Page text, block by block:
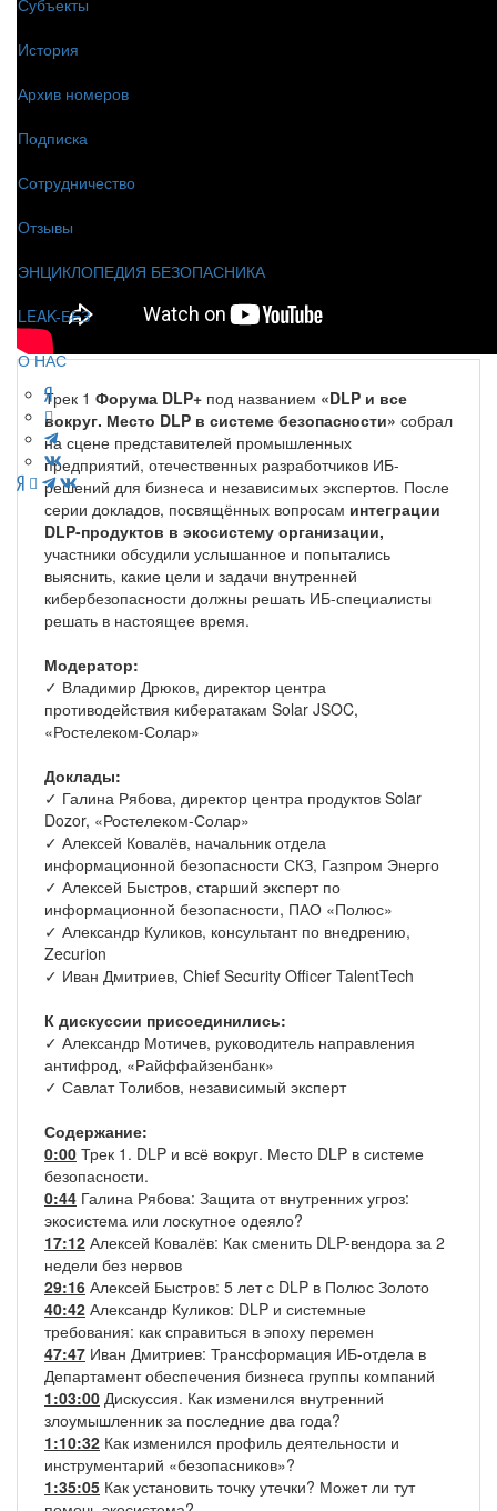
Субъекты
История
Архив номеров
Подписка
Сотрудничество
Отзывы
ЭНЦИКЛОПЕДИЯ БЕЗОПАСНИКА
LEAK-БЕЗ
О НАС
Трек 1 Форума DLP+ под названием «DLP и все
вокруг. Место DLP в системе безопасности» собрал
на сцене представителей промышленных
предприятий, отечественных разработчиков ИБ-
решений для бизнеса и независимых экспертов. После
серии докладов, посвящённых вопросам интеграции
DLP-продуктов в экосистему организации,
участники обсудили услышанное и попытались
выяснить, какие цели и задачи внутренней
кибербезопасности должны решать ИБ-специалисты
решать в настоящее время.
Модератор:
✓ Владимир Дрюков, директор центра
противодействия кибератакам Solar JSOC,
«Ростелеком-Солар»
Доклады:
✓ Галина Рябова, директор центра продуктов Solar
Dozor, «Ростелеком-Солар»
✓ Алексей Ковалёв, начальник отдела
информационной безопасности СКЗ, Газпром Энерго
✓ Алексей Быстров, старший эксперт по
информационной безопасности, ПАО «Полюс»
✓ Александр Куликов, консультант по внедрению,
Zecurion
✓ Иван Дмитриев, Chief Security Officer TalentTech
К дискуссии присоединились:
✓ Александр Мотичев, руководитель направления
антифрод, «Райффайзенбанк»
✓ Савлат Толибов, независимый эксперт
Содержание:
0:00 Трек 1. DLP и всё вокруг. Место DLP в системе
безопасности.
0:44 Галина Рябова: Защита от внутренних угроз:
экосистема или лоскутное одеяло?
17:12 Алексей Ковалёв: Как сменить DLP-вендора за 2
недели без нервов
29:16 Алексей Быстров: 5 лет с DLP в Полюс Золото
40:42 Александр Куликов: DLP и системные
требования: как справиться в эпоху перемен
47:47 Иван Дмитриев: Трансформация ИБ-отдела в
Департамент обеспечения бизнеса группы компаний
1:03:00 Дискуссия. Как изменился внутренний
злоумышленник за последние два года?
1:10:32 Как изменился профиль деятельности и
инструментарий «безопасников»?
1:35:05 Как установить точку утечки? Может ли тут